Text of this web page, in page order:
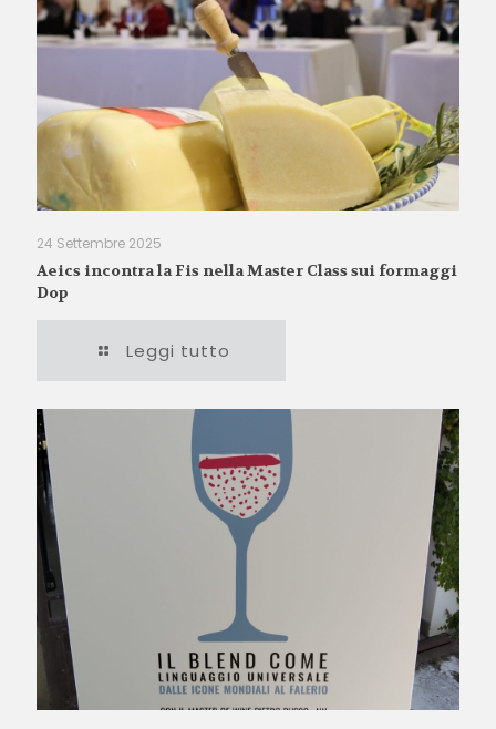
24 Settembre 2025
Aeics incontra la Fis nella Master Class sui formaggi
Dop
Leggi tutto